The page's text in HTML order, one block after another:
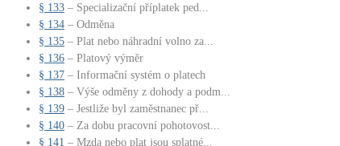
§ 133 – Specializační příplatek ped...
§ 134 – Odměna
§ 135 – Plat nebo náhradní volno za...
§ 136 – Platový výměr
§ 137 – Informační systém o platech
§ 138 – Výše odměny z dohody a podm...
§ 139 – Jestliže byl zaměstnanec př...
§ 140 – Za dobu pracovní pohotovost...
§ 141 – Mzda nebo plat jsou splatné...